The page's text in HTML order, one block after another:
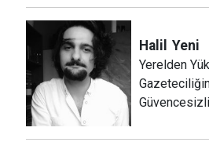
Halil Yeni
Yerelden